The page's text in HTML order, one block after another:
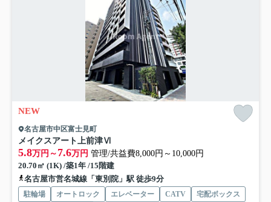
NEW
名古屋市中区富士見町
メイクスアート上前津Ⅵ
5.8万円～ 7.6万円 管理/共益費8,000円～10,000円
20.70㎡ (1K) /築1年 /15階建
名古屋市営名城線「東別院」駅 徒歩9分
駐輪場 オートロック エレベーター CATV
宅配ボックス